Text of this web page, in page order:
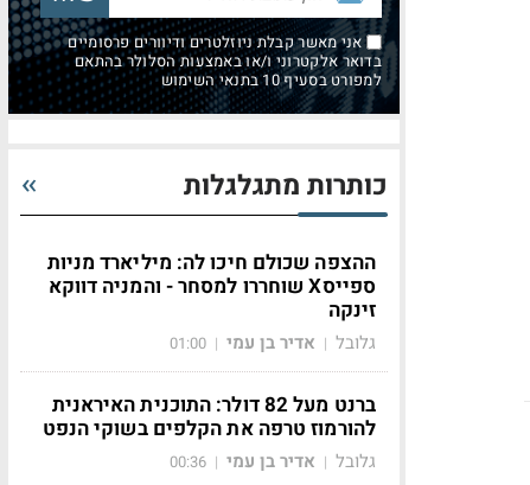
אני מאשר קבלת ניוזלטרים ודיוורים פרסומיים
בדואר אלקטרוני ו/או באמצעות הסלולר בהתאם
למפורט בסעיף 10 בתנאי השימוש
כותרות מתגלגלות
ההצפה שכולם חיכו לה: מיליארד מניות
ספייסX שוחררו למסחר - והמניה דווקא
זינקה
גלובל | אדיר בן עמי |
01:00
ברנט מעל 82 דולר: התוכנית האיראנית
להורמוז טרפה את הקלפים בשוקי הנפט
גלובל | אדיר בן עמי |
00:36